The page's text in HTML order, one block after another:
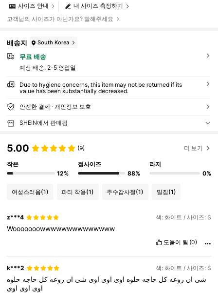
내 사이즈 측정하기
사이즈 안내
고객님의 사이즈가 아닌가요? 말해주세요
배송지 South Korea
무료 배송
예상 배송: 2-5 영업일
Due to hygiene concerns, this item may not be returned if its
value has been substantially decreased.
안전한 결제 · 개인정보 보호
SHEIN에서 판매됨
5.00 (9) 더 보기
작은
12%
정사이즈
88%
라지
0%
여성스러움(1) 파티 착용(1) 추수감사절(1) 밀집(1)
z***4 색: 화이트 / 사이즈: S
Wooooooowwwwwwwwwwwwww
도움이 됨 (0)
k***2 색: 화이트 / 사이즈: S
شى ان روعه كل حاجه حلوه اوى اوى اوى شى ان روعه كل حاجه حلوه
اوى اوى اوى